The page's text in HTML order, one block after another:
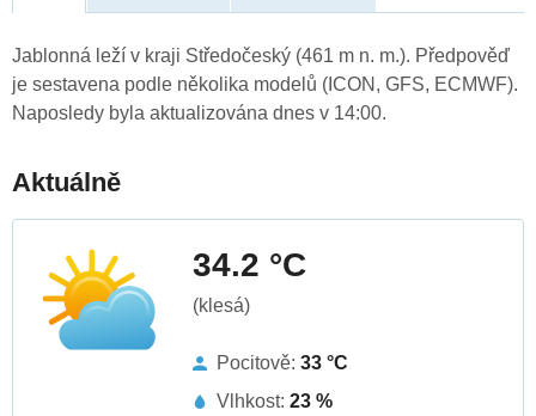
Jablonná leží v kraji Středočeský (461 m n. m.). Předpověď
je sestavena podle několika modelů (ICON, GFS, ECMWF).
Naposledy byla aktualizována dnes v 14:00.
Aktuálně
34.2 °C
(klesá)
Pocitově: 33 °C
Vlhkost: 23 %